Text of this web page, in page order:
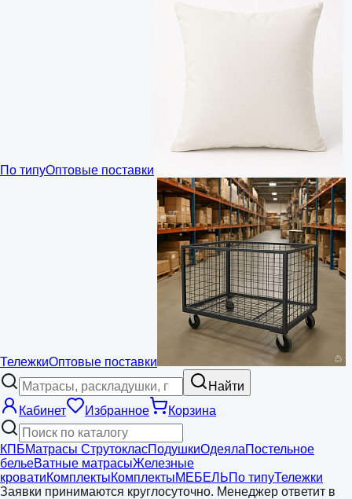
По типуОптовые поставки
ТележкиОптовые поставки
Найти
Кабинет
Избранное Корзина
КПБМатрасы СтрутокласПодушкиОдеялаПостельное
бельеВатные матрасыЖелезные
кроватиКомплектыКомплектыМЕБЕЛЬПо типуТележки
Заявки принимаются круглосуточно. Менеджер ответит в